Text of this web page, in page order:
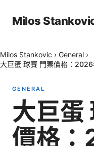
Milos
Milos Stankovic › General ›
大巨蛋 球賽 門票價格：
GENERAL
大巨蛋
價格